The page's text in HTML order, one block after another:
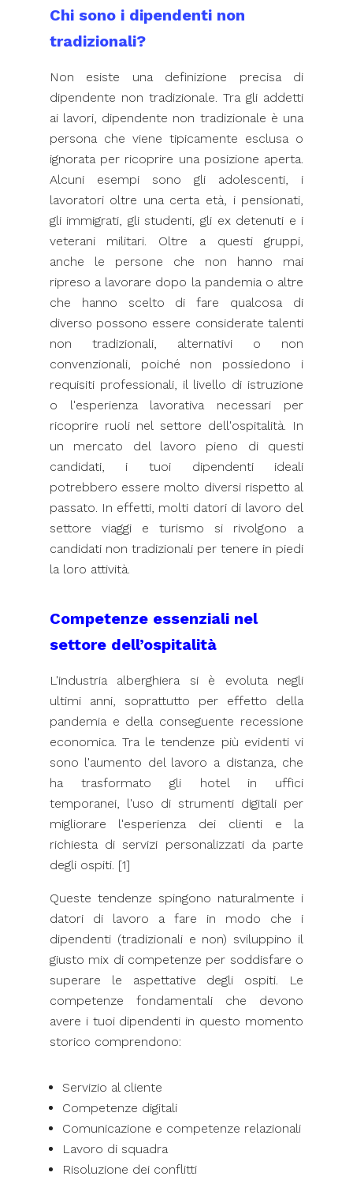
Chi sono i dipendenti non
tradizionali?
Non esiste una definizione precisa di
dipendente non tradizionale. Tra gli addetti
ai lavori, dipendente non tradizionale è una
persona che viene tipicamente esclusa o
ignorata per ricoprire una posizione aperta.
Alcuni esempi sono gli adolescenti, i
lavoratori oltre una certa età, i pensionati,
gli immigrati, gli studenti, gli ex detenuti e i
veterani militari. Oltre a questi gruppi,
anche le persone che non hanno mai
ripreso a lavorare dopo la pandemia o altre
che hanno scelto di fare qualcosa di
diverso possono essere considerate talenti
non tradizionali, alternativi o non
convenzionali, poiché non possiedono i
requisiti professionali, il livello di istruzione
o l'esperienza lavorativa necessari per
ricoprire ruoli nel settore dell'ospitalità. In
un mercato del lavoro pieno di questi
candidati, i tuoi dipendenti ideali
potrebbero essere molto diversi rispetto al
passato. In effetti, molti datori di lavoro del
settore viaggi e turismo si rivolgono a
candidati non tradizionali per tenere in piedi
la loro attività.
Competenze essenziali nel
settore dell’ospitalità
L'industria alberghiera si è evoluta negli
ultimi anni, soprattutto per effetto della
pandemia e della conseguente recessione
economica. Tra le tendenze più evidenti vi
sono l'aumento del lavoro a distanza, che
ha trasformato gli hotel in uffici
temporanei, l'uso di strumenti digitali per
migliorare l'esperienza dei clienti e la
richiesta di servizi personalizzati da parte
degli ospiti. [1]
Queste tendenze spingono naturalmente i
datori di lavoro a fare in modo che i
dipendenti (tradizionali e non) sviluppino il
giusto mix di competenze per soddisfare o
superare le aspettative degli ospiti. Le
competenze fondamentali che devono
avere i tuoi dipendenti in questo momento
storico comprendono:
Servizio al cliente
Competenze digitali
Comunicazione e competenze relazionali
Lavoro di squadra
Risoluzione dei conflitti